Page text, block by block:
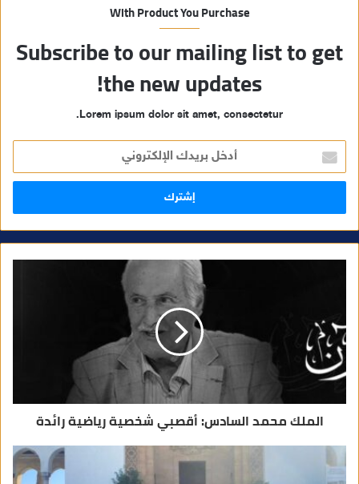
With Product You Purchase
Subscribe to our mailing list to get
the new updates!
Lorem ipsum dolor sit amet, consectetur.
خ
ل
ر
ا
ت
ر
و
ن
ي
الملك محمد السادس: أقصبي شخصية رياضية رائدة